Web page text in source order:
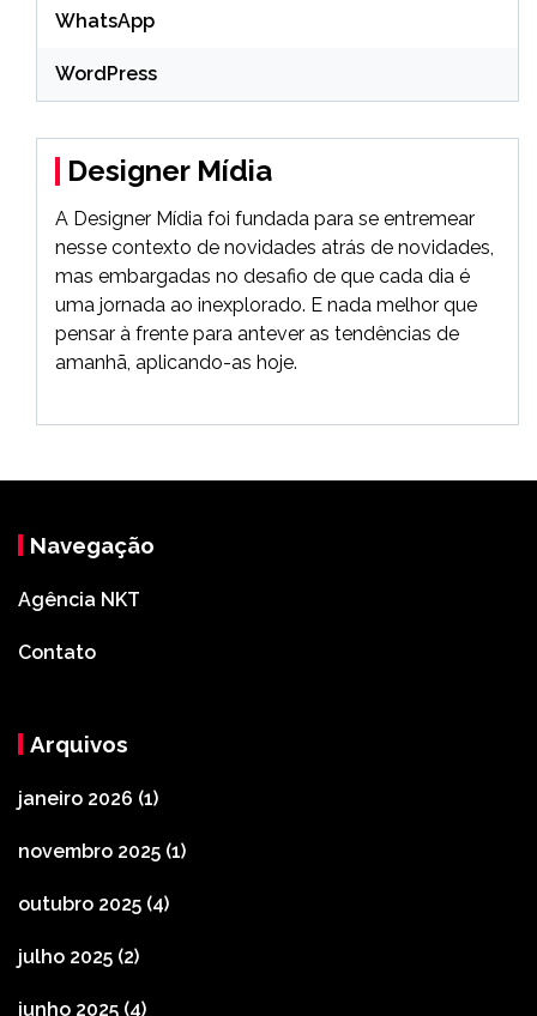
WhatsApp
WordPress
Designer Mídia
A Designer Mídia foi fundada para se entremear
nesse contexto de novidades atrás de novidades,
mas embargadas no desafio de que cada dia é
uma jornada ao inexplorado. E nada melhor que
pensar à frente para antever as tendências de
amanhã, aplicando-as hoje.
Navegação
Agência NKT
Contato
Arquivos
janeiro 2026 (1)
novembro 2025 (1)
outubro 2025 (4)
julho 2025 (2)
junho 2025 (4)